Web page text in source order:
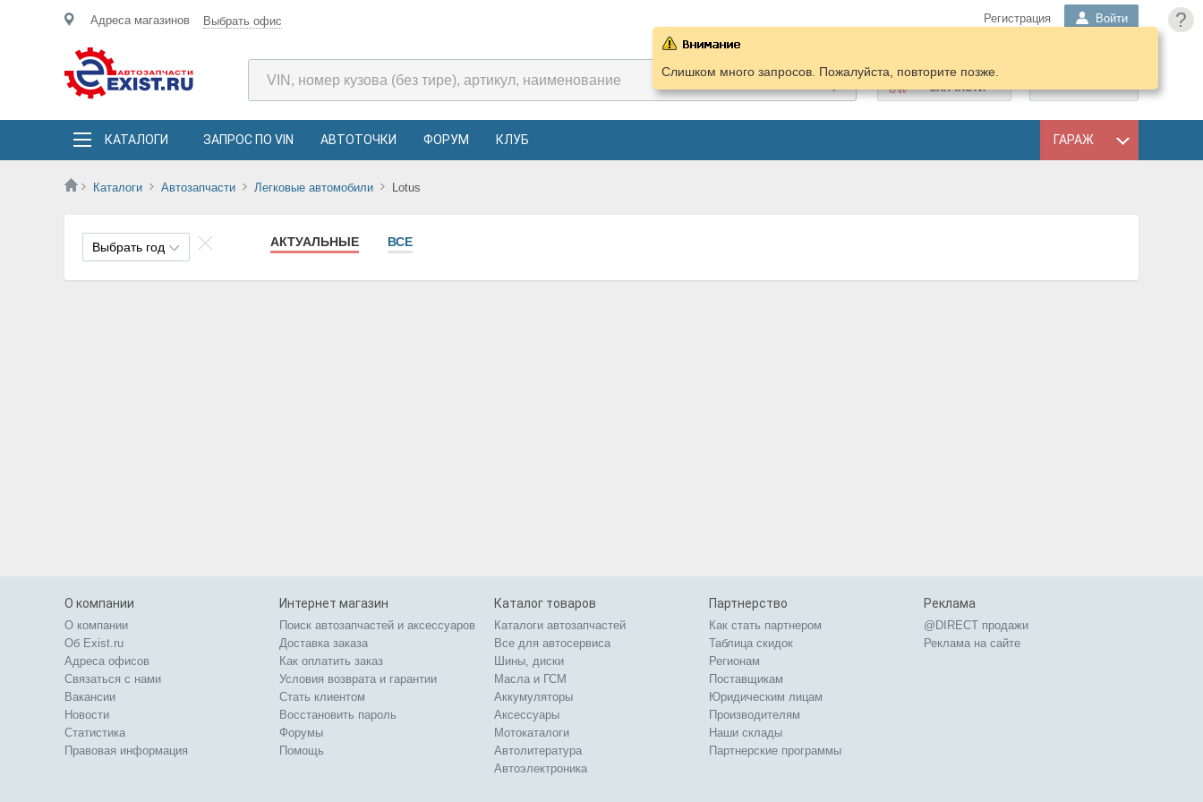
?
Адреса магазинов Выбрать офис Регистрация Войти
ПОДОБРАТЬ
ЗАПЧАСТИ
КАТАЛОГИ ЗАПРОС ПО VIN АВТОТОЧКИ ФОРУМ КЛУБ ГАРАЖ
Каталоги Автозапчасти Легковые автомобили Lotus
Слишком много запросов. Пожалуйста, повторите позже.
Выбрать год АКТУАЛЬНЫЕ ВСЕ
О компании
О компании
Об Exist.ru
Адреса офисов
Связаться с нами
Вакансии
Новости
Статистика
Правовая информация
Интернет магазин
Поиск автозапчастей и аксессуаров
Доставка заказа
Как оплатить заказ
Условия возврата и гарантии
Стать клиентом
Восстановить пароль
Форумы
Помощь
Каталог товаров
Каталоги автозапчастей
Все для автосервиса
Шины, диски
Масла и ГСМ
Аккумуляторы
Аксессуары
Мотокаталоги
Автолитература
Автоэлектроника
Партнерство
Как стать партнером
Таблица скидок
Регионам
Поставщикам
Юридическим лицам
Производителям
Наши склады
Партнерские программы
Реклама
@DIRECT продажи
Реклама на сайте